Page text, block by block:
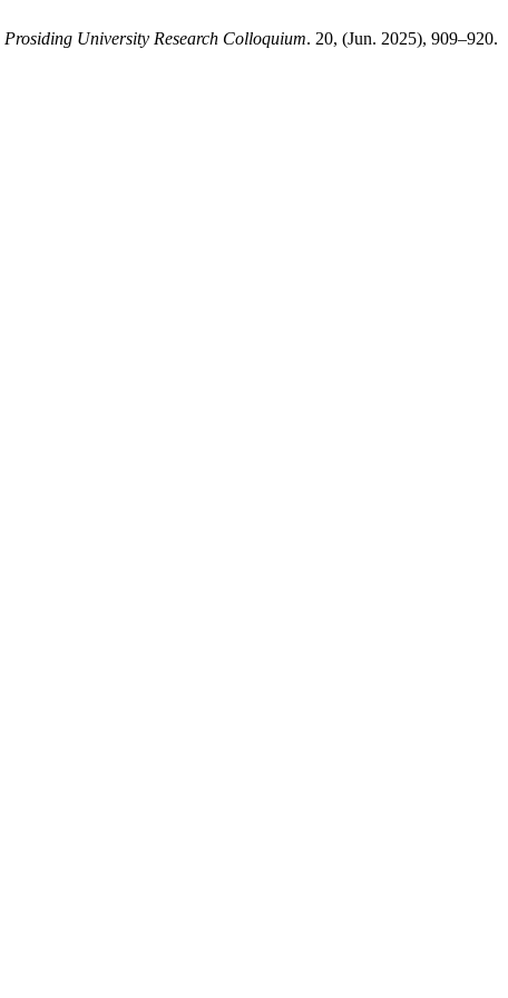
Prosiding University Research Colloquium. 20, (Jun. 2025), 909–920.